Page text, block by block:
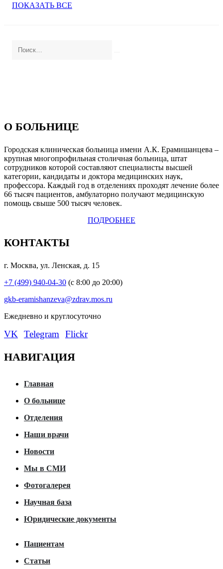
ПОКАЗАТЬ ВСЕ
О БОЛЬНИЦЕ
Городская клиническая больница имени А.К. Ерамишанцева –
крупная многопрофильная столичная больница, штат
сотрудников которой составляют специалисты высшей
категории, кандидаты и доктора медицинских наук,
профессора. Каждый год в отделениях проходят лечение более
66 тысяч пациентов, амбулаторно получают медицинскую
помощь свыше 500 тысяч человек.
ПОДРОБНЕЕ
КОНТАКТЫ
г. Москва, ул. Ленская, д. 15
+7 (499) 940-04-30 (с 8:00 до 20:00)
gkb-eramishanzeva@zdrav.mos.ru
Eжедневно и круглосуточно
VK Telegram Flickr
НАВИГАЦИЯ
Главная
О больнице
Отделения
Наши врачи
Новости
Мы в СМИ
Фотогалерея
Научная база
Юридические документы
Пациентам
Статьи